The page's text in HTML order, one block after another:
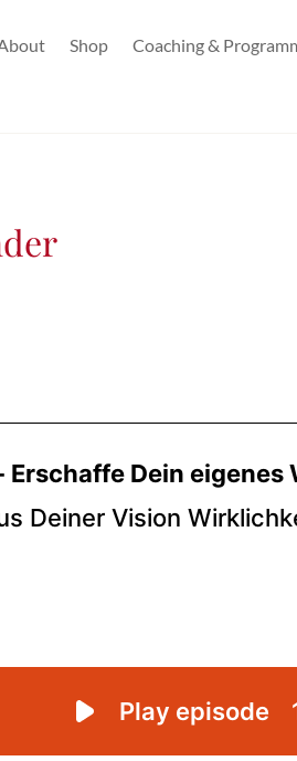
Shop Coaching &